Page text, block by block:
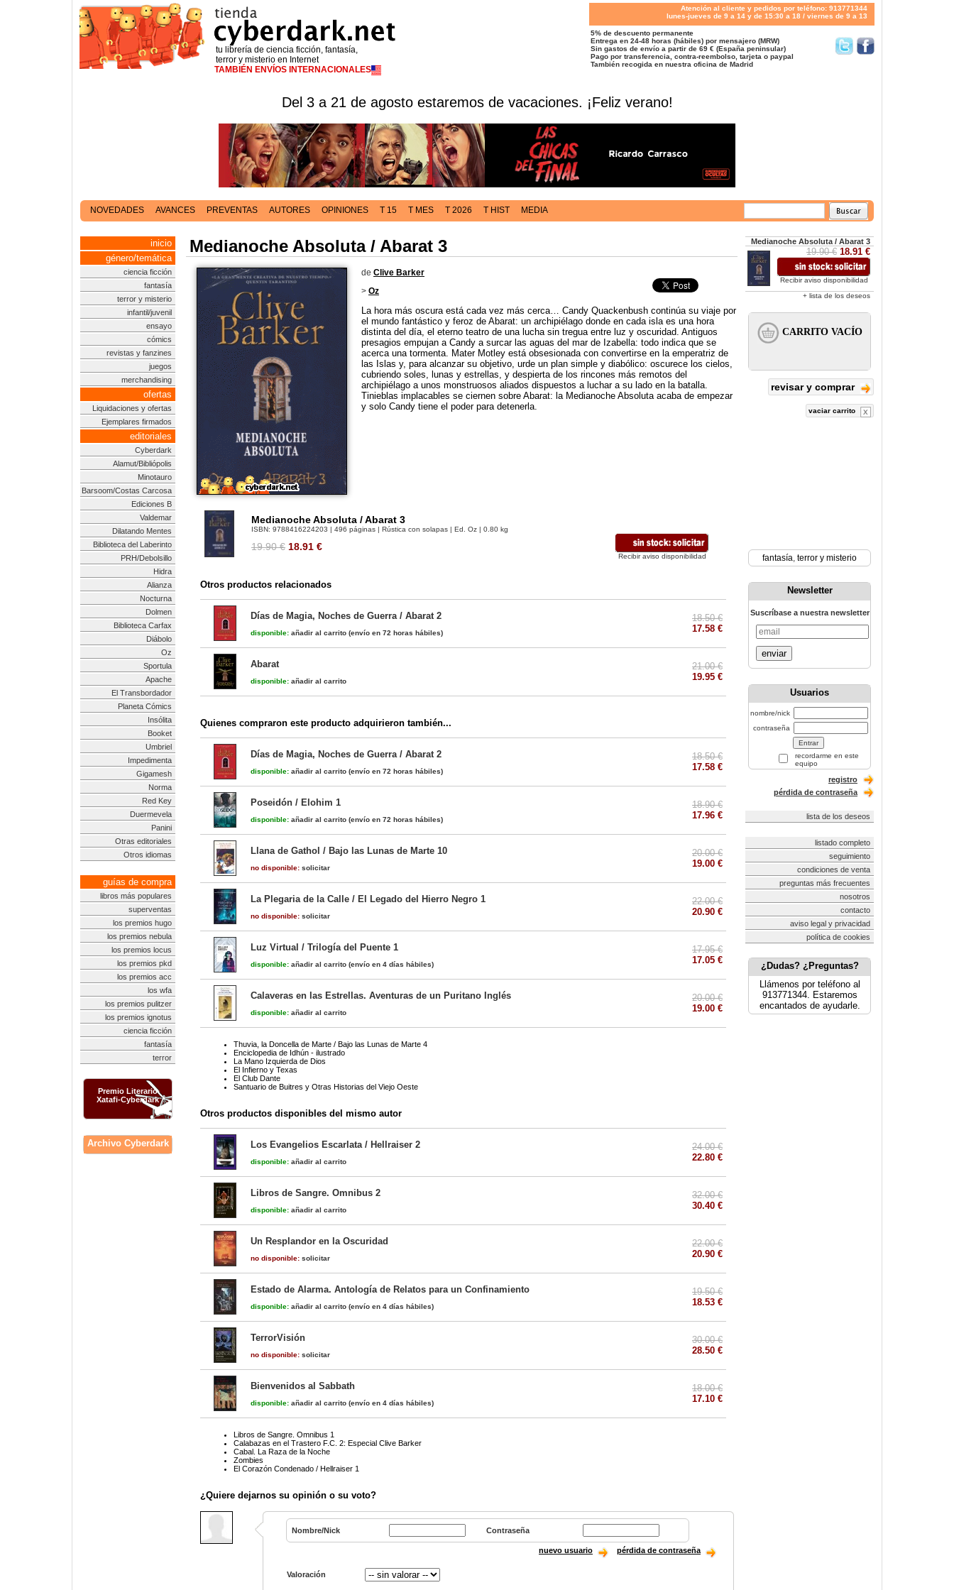
tu librería de ciencia ficción, fantasía,
terror y misterio en Internet
TAMBIÉN ENVÍOS INTERNACIONALES
Atención al cliente y pedidos por teléfono: 913771344
lunes-jueves de 9 a 14 y de 15:30 a 18 / viernes de 9 a 13
5% de descuento permanente
Entrega en 24-48 horas (hábiles) por mensajero (MRW)
Sin gastos de envío a partir de 69 € (España peninsular)
Pago por transferencia, contra-reembolso, tarjeta o paypal
También recogida en nuestra oficina de Madrid
Del 3 a 21 de agosto estaremos de vacaciones. ¡Feliz verano!
NOVEDADES AVANCES PREVENTAS AUTORES OPINIONES T 15 T MES T 2026 T HIST MEDIA
inicio
género/temática
ciencia ficción
fantasía
terror y misterio
infantil/juvenil
ensayo
cómics
revistas y fanzines
juegos
merchandising
ofertas
Liquidaciones y ofertas
Ejemplares firmados
editoriales
Cyberdark
Alamut/Bibliópolis
Minotauro
Barsoom/Costas Carcosa
Ediciones B
Valdemar
Dilatando Mentes
Biblioteca del Laberinto
PRH/Debolsillo
Hidra
Alianza
Nocturna
Dolmen
Biblioteca Carfax
Diábolo
Oz
Sportula
Apache
El Transbordador
Planeta Cómics
Insólita
Booket
Umbriel
Impedimenta
Gigamesh
Norma
Red Key
Duermevela
Panini
Otras editoriales
Otros idiomas
guías de compra
libros más populares
superventas
los premios hugo
los premios nebula
los premios locus
los premios pkd
los premios acc
los wfa
los premios pulitzer
los premios ignotus
ciencia ficción
fantasía
terror
Premio Literario
Xatafi-Cyberdark
Archivo Cyberdark
Medianoche Absoluta / Abarat 3
de Clive Barker
> Oz
La hora más oscura está cada vez más cerca… Candy Quackenbush continúa su viaje por
el mundo fantástico y feroz de Abarat: un archipiélago donde en cada isla es una hora
distinta del día, el eterno teatro de una lucha sin tregua entre luz y oscuridad. Antiguos
presagios empujan a Candy a surcar las aguas del mar de Izabella: todo indica que se
acerca una tormenta. Mater Motley está obsesionada con convertirse en la emperatriz de
las Islas y, para alcanzar su objetivo, urde un plan simple y diabólico: oscurece los cielos,
cubriendo soles, lunas y estrellas, y despierta de los rincones más remotos del
archipiélago a unos monstruosos aliados dispuestos a luchar a su lado en la batalla.
Tinieblas implacables se ciernen sobre Abarat: la Medianoche Absoluta acaba de empezar
y solo Candy tiene el poder para detenerla.
Medianoche Absoluta / Abarat 3
ISBN: 9788416224203 | 496 páginas | Rústica con solapas | Ed. Oz | 0.80 kg
19.90 € 18.91 €
Recibir aviso disponibilidad
Otros productos relacionados
Días de Magia, Noches de Guerra / Abarat 2
disponible: añadir al carrito (envío en 72 horas hábiles)
18.50 €
17.58 €
Abarat
disponible: añadir al carrito
21.00 €
19.95 €
Quienes compraron este producto adquirieron también...
Días de Magia, Noches de Guerra / Abarat 2
disponible: añadir al carrito (envío en 72 horas hábiles)
18.50 €
17.58 €
Poseidón / Elohim 1
disponible: añadir al carrito (envío en 72 horas hábiles)
18.90 €
17.96 €
Llana de Gathol / Bajo las Lunas de Marte 10
no disponible: solicitar
20.00 €
19.00 €
La Plegaria de la Calle / El Legado del Hierro Negro 1
no disponible: solicitar
22.00 €
20.90 €
Luz Virtual / Trilogía del Puente 1
disponible: añadir al carrito (envío en 4 días hábiles)
17.95 €
17.05 €
Calaveras en las Estrellas. Aventuras de un Puritano Inglés
disponible: añadir al carrito
20.00 €
19.00 €
Thuvia, la Doncella de Marte / Bajo las Lunas de Marte 4
Enciclopedia de Idhún - ilustrado
La Mano Izquierda de Dios
El Infierno y Texas
El Club Dante
Santuario de Buitres y Otras Historias del Viejo Oeste
Otros productos disponibles del mismo autor
Los Evangelios Escarlata / Hellraiser 2
disponible: añadir al carrito
24.00 €
22.80 €
Libros de Sangre. Omnibus 2
disponible: añadir al carrito
32.00 €
30.40 €
Un Resplandor en la Oscuridad
no disponible: solicitar
22.00 €
20.90 €
Estado de Alarma. Antología de Relatos para un Confinamiento
disponible: añadir al carrito (envío en 4 días hábiles)
19.50 €
18.53 €
TerrorVisión
no disponible: solicitar
30.00 €
28.50 €
Bienvenidos al Sabbath
disponible: añadir al carrito (envío en 4 días hábiles)
18.00 €
17.10 €
Libros de Sangre. Omnibus 1
Calabazas en el Trastero F.C. 2: Especial Clive Barker
Cabal. La Raza de la Noche
Zombies
El Corazón Condenado / Hellraiser 1
¿Quiere dejarnos su opinión o su voto?
Nombre/Nick Contraseña
nuevo usuario pérdida de contraseña
Valoración
Medianoche Absoluta / Abarat 3
19.90 € 18.91 €
Recibir aviso disponibilidad
+ lista de los deseos
revisar y comprar
vaciar carrito
fantasía, terror y misterio
Newsletter
Suscríbase a nuestra newsletter
enviar
Usuarios
nombre/nick
contraseña
recordarme en este
equipo
registro
pérdida de contraseña
lista de los deseos
listado completo
seguimiento
condiciones de venta
preguntas más frecuentes
nosotros
contacto
aviso legal y privacidad
política de cookies
¿Dudas? ¿Preguntas?
Llámenos por teléfono al
913771344. Estaremos
encantados de ayudarle.